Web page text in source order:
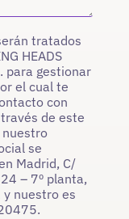
tratados
HEADS
para gestionar
el cual te
con
de este
se
Madrid, C/
– 7º planta,
y nuestro es